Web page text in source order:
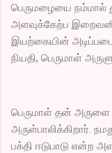
பெருமழையை நம்மால்
அளவுக்கேற்ப
இயற்கையின்
நியதி, பெருமாள்
பெருமாள் தன் அருளை
அருள்பாலிக்கிறார்.
பக்தி ஈடுபாடு என்ற